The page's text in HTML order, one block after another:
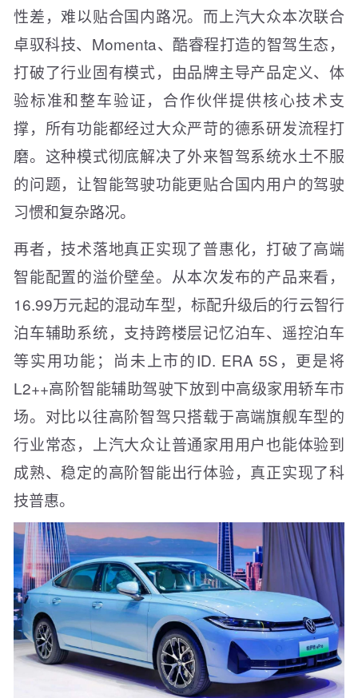
性差，难以贴合国内路况。而上汽大众本次联合
卓驭科技、Momenta、酷睿程打造的智驾生态，
打破了行业固有模式，由品牌主导产品定义、体
验标准和整车验证，合作伙伴提供核心技术支
撑，所有功能都经过大众严苛的德系研发流程打
磨。这种模式彻底解决了外来智驾系统水土不服
的问题，让智能驾驶功能更贴合国内用户的驾驶
习惯和复杂路况。
再者，技术落地真正实现了普惠化，打破了高端
智能配置的溢价壁垒。从本次发布的产品来看，
16.99万元起的混动车型，标配升级后的行云智行
泊车辅助系统，支持跨楼层记忆泊车、遥控泊车
等实用功能；尚未上市的ID. ERA 5S，更是将
L2++高阶智能辅助驾驶下放到中高级家用轿车市
场。对比以往高阶智驾只搭载于高端旗舰车型的
行业常态，上汽大众让普通家用用户也能体验到
成熟、稳定的高阶智能出行体验，真正实现了科
技普惠。